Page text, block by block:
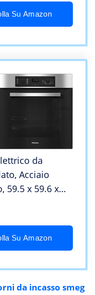
Su Amazon
da
Acciaio
59.5 x 59.6 x
Su Amazon
da incasso smeg